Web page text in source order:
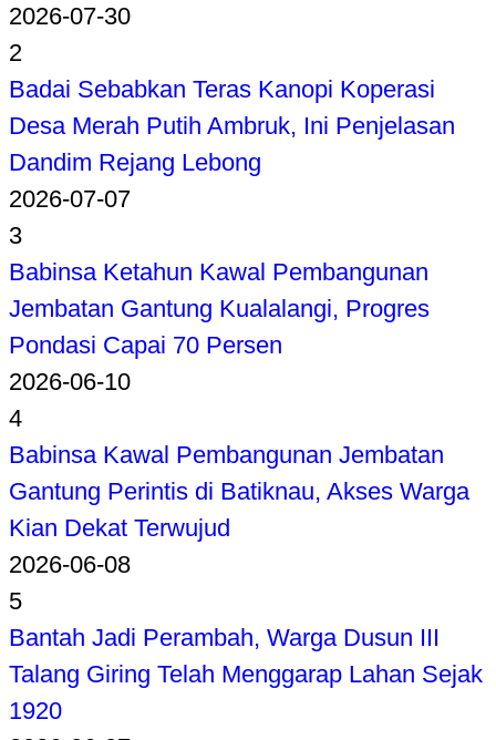
2026-07-30
2
Badai Sebabkan Teras Kanopi Koperasi
Desa Merah Putih Ambruk, Ini Penjelasan
Dandim Rejang Lebong
2026-07-07
3
Babinsa Ketahun Kawal Pembangunan
Jembatan Gantung Kualalangi, Progres
Pondasi Capai 70 Persen
2026-06-10
4
Babinsa Kawal Pembangunan Jembatan
Gantung Perintis di Batiknau, Akses Warga
Kian Dekat Terwujud
2026-06-08
5
Bantah Jadi Perambah, Warga Dusun III
Talang Giring Telah Menggarap Lahan Sejak
1920